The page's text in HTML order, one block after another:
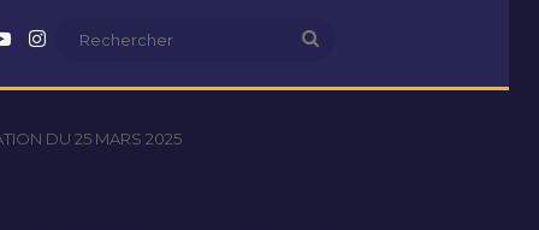
YouTube
Instagram
DU 25 MARS 2025